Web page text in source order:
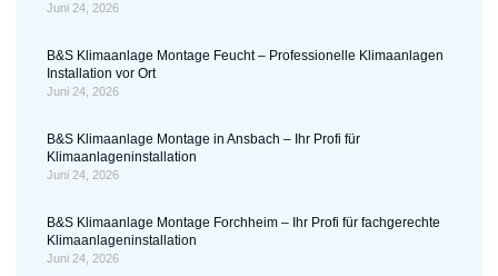
Juni 24, 2026
B&S Klimaanlage Montage Feucht – Professionelle Klimaanlagen
Installation vor Ort
Juni 24, 2026
B&S Klimaanlage Montage in Ansbach – Ihr Profi für
Klimaanlageninstallation
Juni 24, 2026
B&S Klimaanlage Montage Forchheim – Ihr Profi für fachgerechte
Klimaanlageninstallation
Juni 24, 2026